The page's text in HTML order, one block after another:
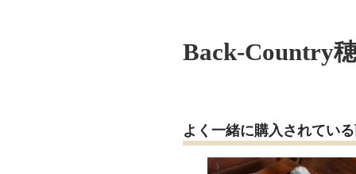
Back-Country
よく一緒に購入されてい